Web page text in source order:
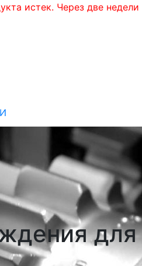
истек. Через две
для